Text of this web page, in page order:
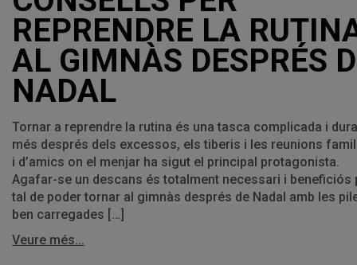
REPRENDRE LA
AL GIMNÀS DESPRÉS
NADAL
Tornar a reprendre la rutina és una tasca complicada i
més després dels excessos, els tiberis i les reunions
i d’amics on el menjar ha sigut el principal protagonista.
Agafar-se un descans és totalment necessari i beneficiós
tal de poder tornar al gimnàs després de Nadal amb les
ben carregades […]
Veure més...